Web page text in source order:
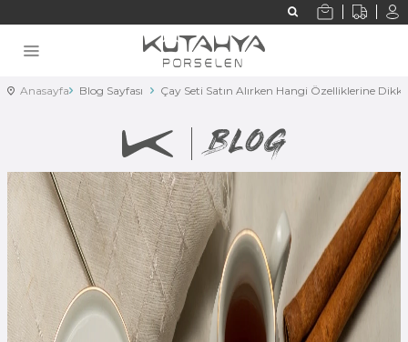
Anasayfa Blog Sayfası Çay Seti Satın Alırken Hangi Özelliklerine